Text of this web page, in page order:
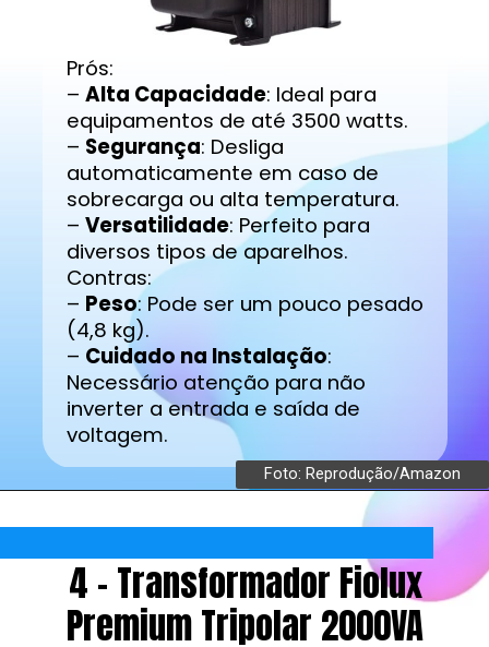
Prós:
– Alta Capacidade: Ideal para
equipamentos de até 3500 watts.
– Segurança: Desliga
automaticamente em caso de
sobrecarga ou alta temperatura.
– Versatilidade: Perfeito para
diversos tipos de aparelhos.
Contras:
– Peso: Pode ser um pouco pesado
(4,8 kg).
– Cuidado na Instalação:
Necessário atenção para não
inverter a entrada e saída de
voltagem.
Foto: Reprodução/Amazon
4 - Transformador Fiolux
Premium Tripolar 2000VA